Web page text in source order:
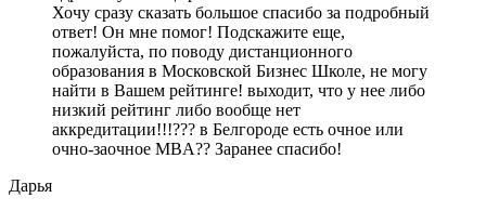
Хочу сразу сказать большое спасибо за подробный
ответ! Он мне помог! Подскажите еще,
пожалуйста, по поводу дистанционного
образования в Московской Бизнес Школе, не могу
найти в Вашем рейтинге! выходит, что у нее либо
низкий рейтинг либо вообще нет
аккредитации!!!??? в Белгороде есть очное или
очно-заочное MBA?? Заранее спасибо!
Дарья